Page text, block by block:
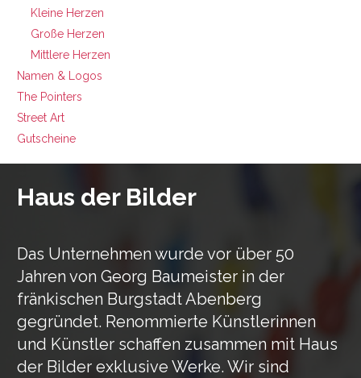
Kleine Herzen
Große Herzen
Mittlere Herzen
Namen & Logos
The Pointers
Street Art
Gutscheine
Haus der Bilder
Das Unternehmen wurde vor über 50
Jahren von Georg Baumeister in der
fränkischen Burgstadt Abenberg
gegründet. Renommierte Künstlerinnen
und Künstler schaffen zusammen mit Haus
der Bilder exklusive Werke. Wir sind